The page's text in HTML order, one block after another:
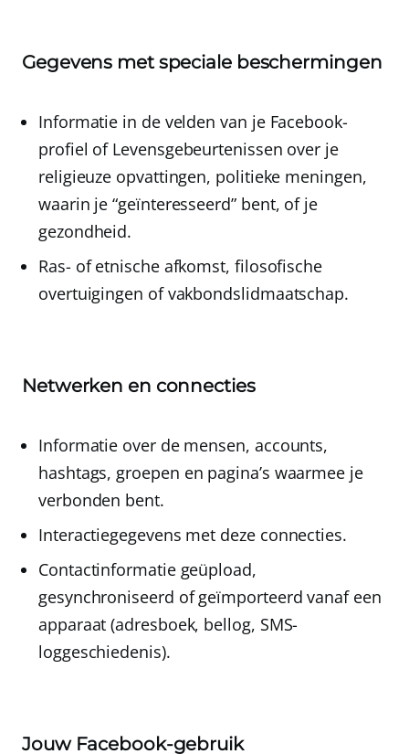
Gegevens met speciale beschermingen
Informatie in de velden van je Facebook-
profiel of Levensgebeurtenissen over je
religieuze opvattingen, politieke meningen,
waarin je “geïnteresseerd” bent, of je
gezondheid.
Ras- of etnische afkomst, filosofische
overtuigingen of vakbondslidmaatschap.
Netwerken en connecties
Informatie over de mensen, accounts,
hashtags, groepen en pagina’s waarmee je
verbonden bent.
Interactiegegevens met deze connecties.
Contactinformatie geüpload,
gesynchroniseerd ofgeïmporteerd vanaf een
apparaat (adresboek, bellog, SMS-
loggeschiedenis).
Jouw Facebook-gebruik